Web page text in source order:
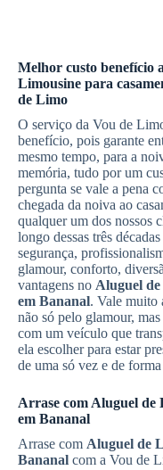
Melhor custo benefício
Limousine para
de Limo
O serviço da Vou de
benefício, pois garante
mesmo tempo, para a
memória, tudo por um
pergunta se vale a pena
chegada da noiva ao
qualquer um dos nossos
longo dessas três
segurança,
glamour, conforto,
vantagens no Aluguel
em Bananal. Vale muito
não só pelo glamour,
com um veículo que
ela escolher para estar
de uma só vez e de
Arrase com Aluguel de
em Bananal
Arrase com Aluguel de
Bananal com a Vou de